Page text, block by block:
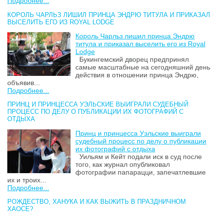
КОРОЛЬ ЧАРЛЬЗ ЛИШИЛ ПРИНЦА ЭНДРЮ ТИТУЛА И ПРИКАЗАЛ
ВЫСЕЛИТЬ ЕГО ИЗ ROYAL LODGE
Король Чарльз лишил принца Эндрю
титула и приказал выселить его из Royal
Lodge
Букингемский дворец предпринял
самые масштабные на сегодняшний день
действия в отношении принца Эндрю,
объявив...
Подробнее...
ПРИНЦ И ПРИНЦЕССА УЭЛЬСКИЕ ВЫИГРАЛИ СУДЕБНЫЙ
ПРОЦЕСС ПО ДЕЛУ О ПУБЛИКАЦИИ ИХ ФОТОГРАФИЙ С
ОТДЫХА
Принц и принцесса Уэльские выиграли
судебный процесс по делу о публикации
их фотографий с отдыха
Уильям и Кейт подали иск в суд после
того, как журнал опубликовал
фотографии папарацци, запечатлевшие
их и троих...
Подробнее...
РОЖДЕСТВО, ХАНУКА И КАК ВЫЖИТЬ В ПРАЗДНИЧНОМ
ХАОСЕ?